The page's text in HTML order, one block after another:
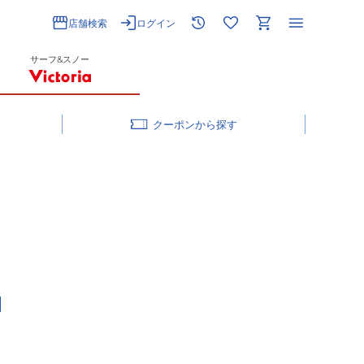
店舗検索 ログイン
サーフ&スノー
クーポン